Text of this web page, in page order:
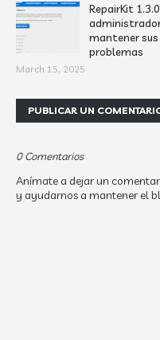
RepairKit
mantener
problemas
March 15, 2025
PUBLICAR UN
0 Comentarios
Anímate a dejar un
y ayudarnos a mantener el